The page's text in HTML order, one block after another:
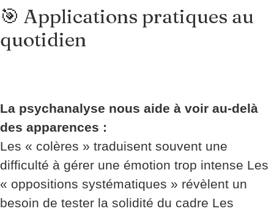
🎯 Applications pratiques au
quotidien
La psychanalyse nous aide à voir au-delà
des apparences :
Les « colères » traduisent souvent une
difficulté à gérer une émotion trop intense Les
« oppositions systématiques » révèlent un
besoin de tester la solidité du cadre Les